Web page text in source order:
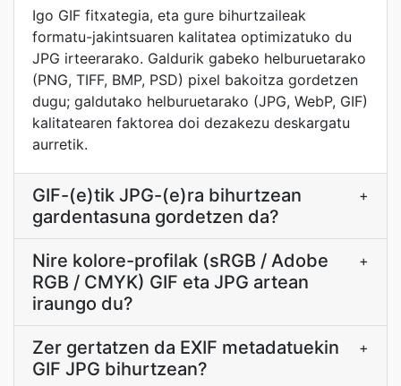
Igo GIF fitxategia, eta gure bihurtzaileak
formatu-jakintsuaren kalitatea optimizatuko du
JPG irteerarako. Galdurik gabeko helburuetarako
(PNG, TIFF, BMP, PSD) pixel bakoitza gordetzen
dugu; galdutako helburuetarako (JPG, WebP, GIF)
kalitatearen faktorea doi dezakezu deskargatu
aurretik.
GIF-(e)tik JPG-(e)ra bihurtzean
gardentasuna gordetzen da?
+
Nire kolore-profilak (sRGB / Adobe
RGB / CMYK) GIF eta JPG artean
iraungo du?
+
Zer gertatzen da EXIF metadatuekin
GIF JPG bihurtzean?
+